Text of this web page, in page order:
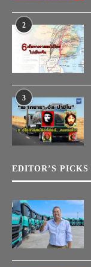
2
3
EDITOR’S PICKS